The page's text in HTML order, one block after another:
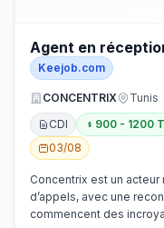
Agent en
Keejob.com
CONCENTRIX
Tunis
CDI
900 - 1200
03/08
Concentrix est un
d’appels, avec une
commencent des